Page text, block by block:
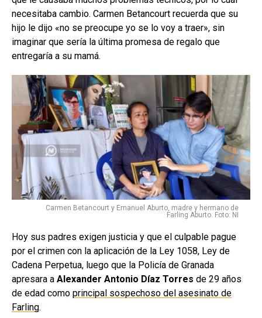
necesitaba cambio. Carmen Betancourt recuerda que su
hijo le dijo «no se preocupe yo se lo voy a traer», sin
imaginar que sería la última promesa de regalo que
entregaría a su mamá.
Carmen Betancourt y Emanuel Aburto, madre y hermano de
Farling Aburto. Foto: NI
Hoy sus padres exigen justicia y que el culpable pague
por el crimen con la aplicación de la Ley 1058, Ley de
Cadena Perpetua, luego que la Policía de Granada
apresara a Alexander Antonio Díaz Torres de 29 años
de edad como principal sospechoso del asesinato de
Farling.